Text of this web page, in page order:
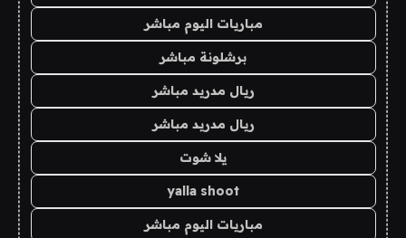
مباريات اليوم مباشر
برشلونة مباشر
ريال مدريد مباشر
ريال مدريد مباشر
يلا شوت
yalla shoot
مباريات اليوم مباشر